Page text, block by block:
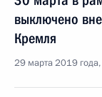
выключено
Кремля
29 марта 2019